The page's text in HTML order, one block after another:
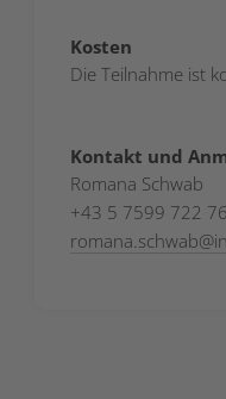
Kosten
Die Teilnahme ist
Kontakt und
Romana Schwab
+43 5 7599 722 76
romana.schwab@